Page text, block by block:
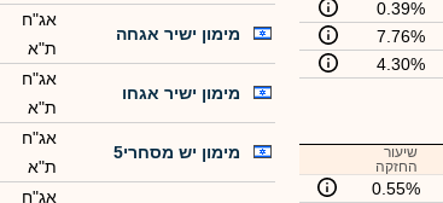
0.39%
7.76%
4.30%
שיעור
החזקה
0.55%
מימון ישיר אגחה
אג"ח
ת"א
מימון ישיר אגחו
אג"ח
ת"א
מימון יש מסחרי5
אג"ח
ת"א
אג"ח